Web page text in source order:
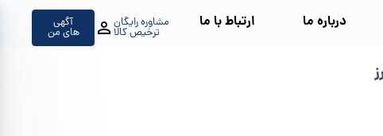
درباره ما ارتباط با ما مشاوره رایگان
ترخیص کالا
آگهی
های من